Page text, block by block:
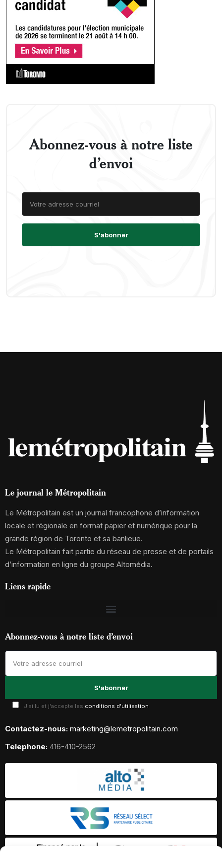
Abonnez-vous à notre liste
d’envoi
Le journal le Métropolitain
Le Métropolitain est un journal francophone d’information
locale et régionale en format papier et numérique pour la
grande région de Toronto et sa banlieue.
Le Métropolitain fait partie du réseau de presse et de portails
d’information en ligne du groupe Altomédia.
Liens rapide
Abonnez-vous à notre liste d’envoi
J'ai lu et j'accepte les conditions d'utilisation
Contactez-nous: marketing@lemetropolitain.com
Telephone: 416-410-2562